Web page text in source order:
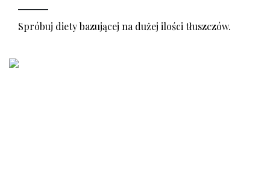
Spróbuj diety bazującej na dużej ilości tłuszczów.